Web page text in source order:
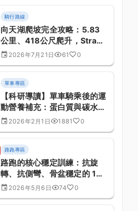
騎行路線
向天湖爬坡完全攻略：5.83
公里、418公尺爬升，Strava
認證的南庄經典硬爬
2026年7月21日 61 0
單車專區
【科研導讀】單車騎乘後的運
動營養補充：蛋白質與碳水化
合物的最佳合成比例研究：臨
2026年2月1日 1881 0
路跑專區
路跑的核心穩定訓練：抗旋
轉、抗側彎、骨盆穩定的 15
個動作
2026年5月6日 74 0